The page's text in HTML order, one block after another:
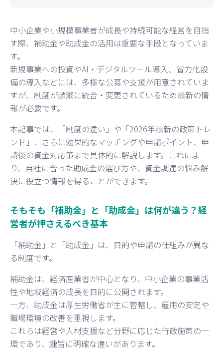
中小企業や小規模事業者が成長や持続可能な経営を目指
す際、補助金や助成金の活用は重要な手段となっていま
す。
新規事業への投資やAI・デジタルツール導入、省力化設
備の導入などには、多様な公募や支援が用意されていま
すが、制度が頻繁に統合・変更されているため最新の情
報が必要です。
本記事では、「制度の違い」や「2026年最新の政策トレ
ンド」、さらに効果的なマッチングや申請ポイント、申
請後の資金対応策まで具体的に解説します。これによ
り、自社に合った助成金の選び方や、資金調達の悩み解
決に役立つ情報を得ることができます。
そもそも「補助金」と「助成金」は何が違う？経
営者が押さえるべき基本
「補助金」と「助成金」は、目的や申請の仕組みが異な
る制度です。
補助金は、経済産業省が中心となり、中小企業の事業活
性や地域経済の成長を目的に公開されます。
一方、助成金は厚生労働省が主に管轄し、雇用の安定や
職場環境の改善を重視します。
これらは経営や人材支援など分野に応じた行政施策の一
環であり、趣旨に明確な違いがあります。